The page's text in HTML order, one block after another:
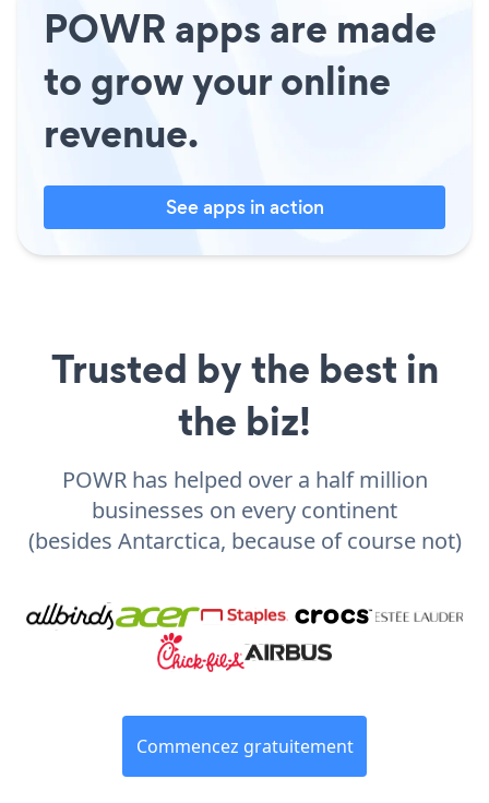
POWR apps are made
to grow your online
revenue.
See apps in action
Trusted by the best in
the biz!
POWR has helped over a half million
businesses on every continent
(besides Antarctica, because of course not)
Commencez gratuitement